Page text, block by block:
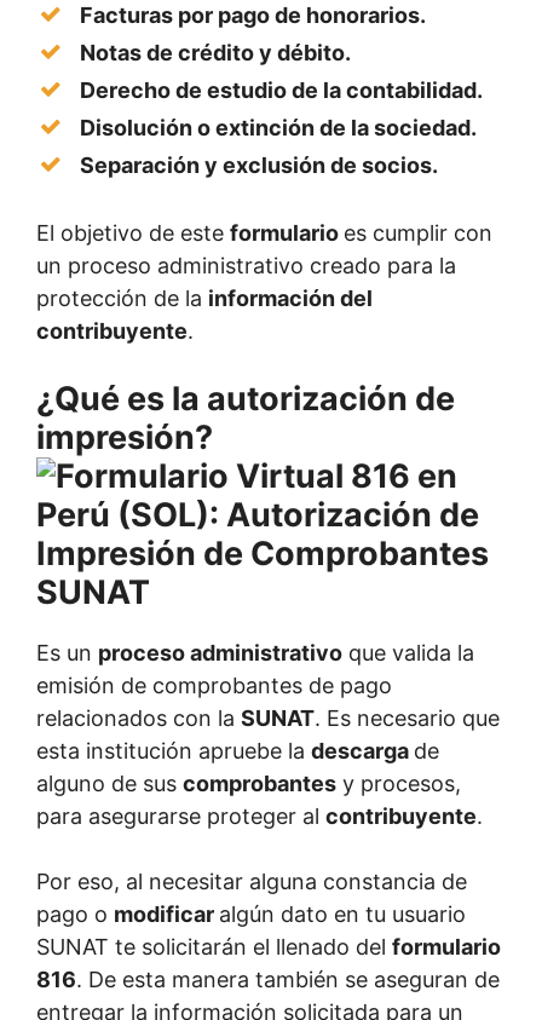
Facturas por pago de honorarios.
Notas de crédito y débito.
Derecho de estudio de la contabilidad.
Disolución o extinción de la sociedad.
Separación y exclusión de socios.
El objetivo de este formulario es cumplir con
un proceso administrativo creado para la
protección de la información del
contribuyente.
¿Qué es la autorización de
impresión?
Es un proceso administrativo que valida la
emisión de comprobantes de pago
relacionados con la SUNAT. Es necesario que
esta institución apruebe la descarga de
alguno de sus comprobantes y procesos,
para asegurarse proteger al contribuyente.
Por eso, al necesitar alguna constancia de
pago o modificar algún dato en tu usuario
SUNAT te solicitarán el llenado del formulario
816. De esta manera también se aseguran de
entregar la información solicitada para un